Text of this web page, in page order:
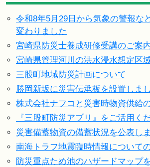
令和8年5月29日から気象の警報な
変わりました
宮崎県防災士養成研修受講のご案
宮崎県管理河川の洪水浸水想定区
三股町地域防災計画について
勝岡新坂に災害伝承板を設置しま
株式会社ナフコと災害時物資供給
『三股町防災アプリ』をご活用く
災害備蓄物資の備蓄状況を公表し
南海トラフ地震臨時情報について
防災重点ため池のハザードマップ